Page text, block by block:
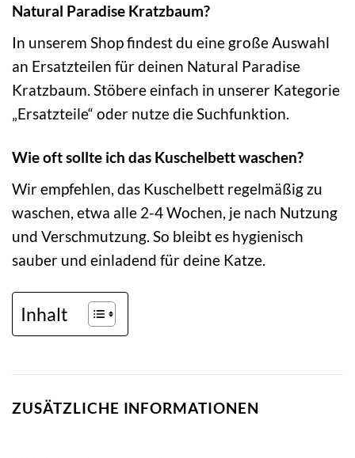
Natural Paradise Kratzbaum?
In unserem Shop findest du eine große Auswahl
an Ersatzteilen für deinen Natural Paradise
Kratzbaum. Stöbere einfach in unserer Kategorie
„Ersatzteile“ oder nutze die Suchfunktion.
Wie oft sollte ich das Kuschelbett waschen?
Wir empfehlen, das Kuschelbett regelmäßig zu
waschen, etwa alle 2-4 Wochen, je nach Nutzung
und Verschmutzung. So bleibt es hygienisch
sauber und einladend für deine Katze.
Inhalt
ZUSÄTZLICHE INFORMATIONEN